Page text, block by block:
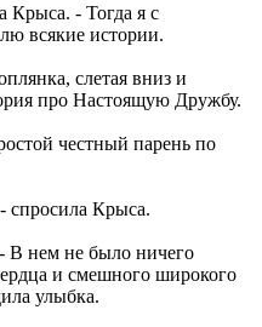
Крыса. - Тогда я с
всякие истории.
слетая вниз и
про Настоящую Дружбу.
честный парень по
Крыса.
В нем не было ничего
и смешного широкого
улыбка.